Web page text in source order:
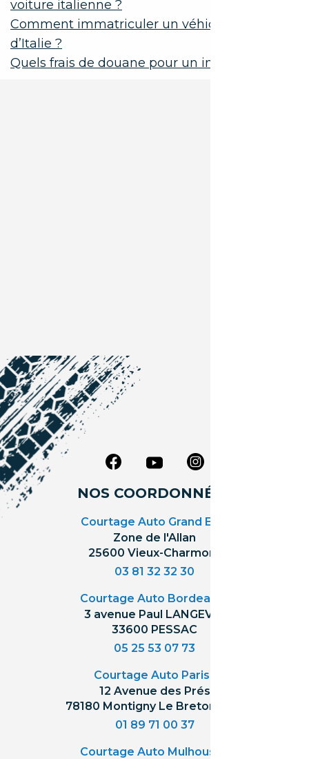
voiture italienne ?
Comment immatriculer un véhicule importé
d’Italie ?
Quels frais de douane pour un import d’Italie ?
NOS COORDONNÉES
Courtage Auto Grand Est
Zone de l'Allan
25600 Vieux-Charmont
03 81 32 32 30
Courtage Auto Bordeaux
3 avenue Paul LANGEVIN
33600 PESSAC
05 25 53 07 73
Courtage Auto Paris
12 Avenue des Prés
78180 Montigny Le Bretonneux
01 89 71 00 37
Courtage Auto Mulhouse